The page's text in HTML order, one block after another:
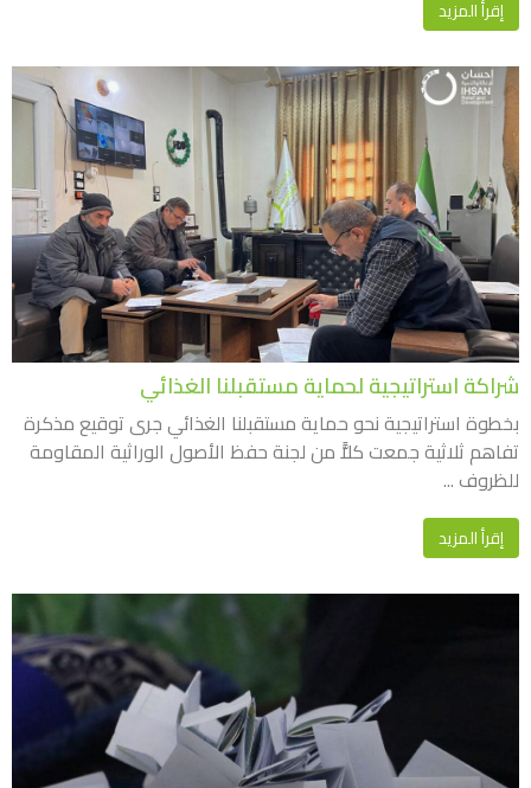
إقرأ المزيد
شراكة استراتيجية لحماية مستقبلنا الغذائي
بخطوة استراتيجية نحو حماية مستقبلنا الغذائي جرى توقيع مذكرة
تفاهم ثلاثية جمعت كلاًّ من لجنة حفظ الأصول الوراثية المقاومة
للظروف ...
إقرأ المزيد